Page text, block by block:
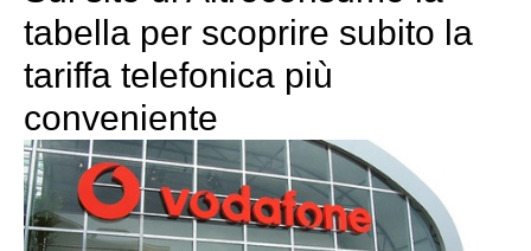
tabella per scoprire subito la
tariffa telefonica più
conveniente